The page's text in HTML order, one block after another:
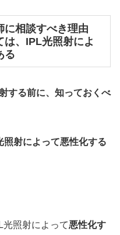
に相談すべき理由
は、IPL光照射によ
る
する前に、知っておくべ
射によって悪性化する
光照射によって悪性化す